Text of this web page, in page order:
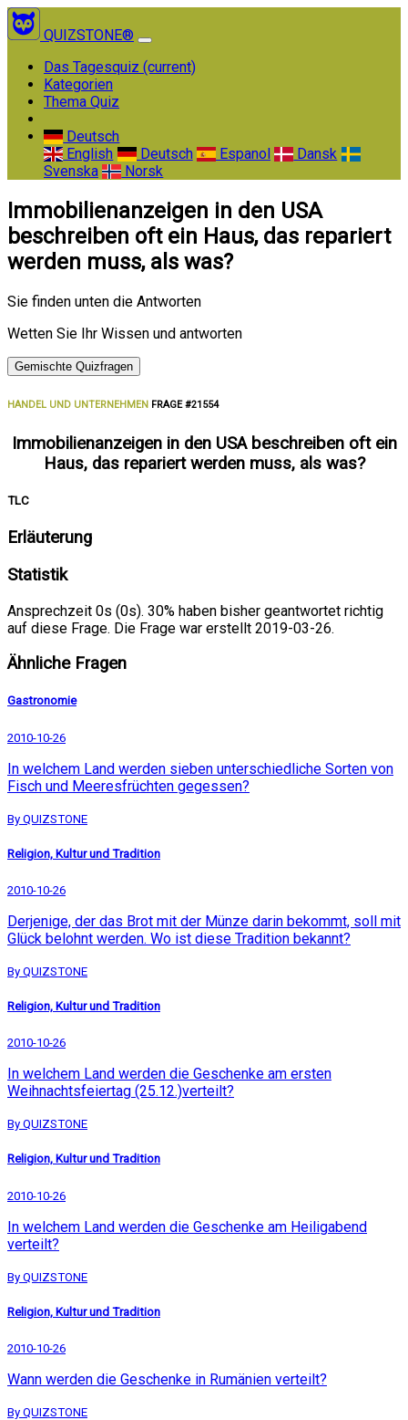
QUIZSTONE®
Das Tagesquiz (current)
Kategorien
Thema Quiz
Deutsch
English
Deutsch Espanol
Dansk
Svenska
Norsk
Immobilienanzeigen in den USA
beschreiben oft ein Haus, das repariert
werden muss, als was?
Sie finden unten die Antworten
Wetten Sie Ihr Wissen und antworten
Gemischte Quizfragen
HANDEL UND UNTERNEHMEN FRAGE #21554
Immobilienanzeigen in den USA beschreiben oft ein
Haus, das repariert werden muss, als was?
TLC
Erläuterung
Statistik
Ansprechzeit 0s (0s). 30% haben bisher geantwortet richtig
auf diese Frage. Die Frage war erstellt 2019-03-26.
Ähnliche Fragen
Gastronomie
2010-10-26
In welchem Land werden sieben unterschiedliche Sorten von
Fisch und Meeresfrüchten gegessen?
By QUIZSTONE
Religion, Kultur und Tradition
2010-10-26
Derjenige, der das Brot mit der Münze darin bekommt, soll mit
Glück belohnt werden. Wo ist diese Tradition bekannt?
By QUIZSTONE
Religion, Kultur und Tradition
2010-10-26
In welchem Land werden die Geschenke am ersten
Weihnachtsfeiertag (25.12.)verteilt?
By QUIZSTONE
Religion, Kultur und Tradition
2010-10-26
In welchem Land werden die Geschenke am Heiligabend
verteilt?
By QUIZSTONE
Religion, Kultur und Tradition
2010-10-26
Wann werden die Geschenke in Rumänien verteilt?
By QUIZSTONE